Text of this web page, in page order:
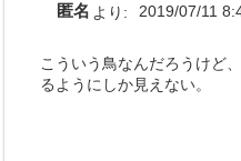
匿名 より: 2019/07/11
こういう鳥なんだろうけど
るようにしか見えない。